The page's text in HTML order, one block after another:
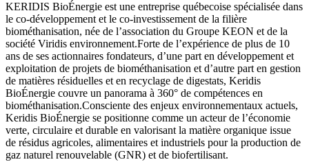
KERIDIS BioÉnergie est une entreprise québecoise spécialisée dans
le co-développement et le co-investissement de la filière
biométhanisation, née de l’association du Groupe KEON et de la
société Viridis environnement.Forte de l’expérience de plus de 10
ans de ses actionnaires fondateurs, d’une part en développement et
exploitation de projets de biométhanisation et d’autre part en gestion
de matières résiduelles et en recyclage de digestats, Keridis
BioÉnergie couvre un panorama à 360° de compétences en
biométhanisation.Consciente des enjeux environnementaux actuels,
Keridis BioÉnergie se positionne comme un acteur de l’économie
verte, circulaire et durable en valorisant la matière organique issue
de résidus agricoles, alimentaires et industriels pour la production de
gaz naturel renouvelable (GNR) et de biofertilisant.